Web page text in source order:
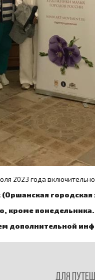
2023 года
кроме понедельника.
дополнительной
Для